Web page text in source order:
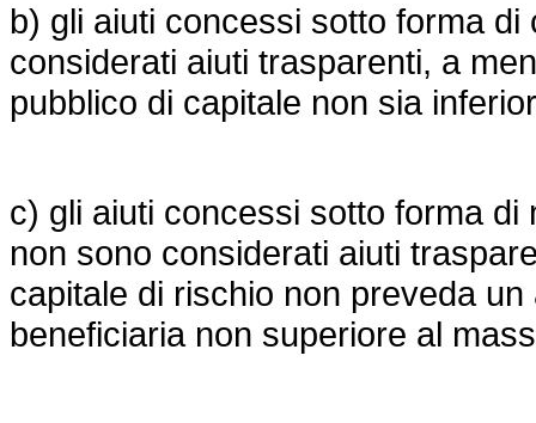
b) gli aiuti concessi sotto forma
considerati aiuti trasparenti, a
pubblico di capitale non sia
c) gli aiuti concessi sotto forma
non sono considerati aiuti
capitale di rischio non preveda
beneficiaria non superiore al